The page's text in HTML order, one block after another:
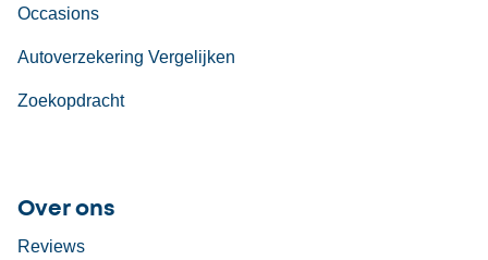
Occasions
Autoverzekering Vergelijken
Zoekopdracht
Over ons
Reviews